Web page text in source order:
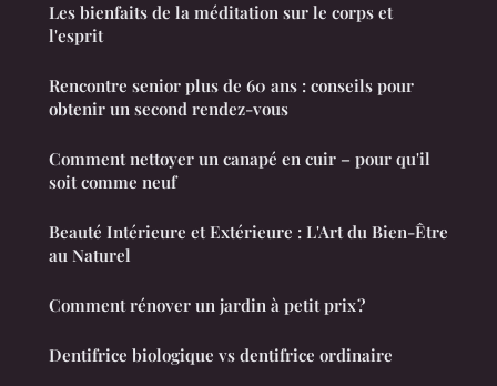
Les bienfaits de la méditation sur le corps et
l'esprit
Rencontre senior plus de 60 ans : conseils pour
obtenir un second rendez-vous
Comment nettoyer un canapé en cuir – pour qu'il
soit comme neuf
Beauté Intérieure et Extérieure : L'Art du Bien-Être
au Naturel
Comment rénover un jardin à petit prix ?
Dentifrice biologique vs dentifrice ordinaire